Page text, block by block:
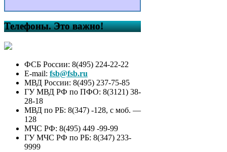
Телефоны. Это важно!
ФСБ России: 8(495) 224-22-22
E-mail: fsb@fsb.ru
МВД России: 8(495) 237-75-85
ГУ МВД РФ по ПФО: 8(3121) 38-
28-18
МВД по РБ: 8(347) -128, с моб. —
128
МЧС РФ: 8(495) 449 -99-99
ГУ МЧС РФ по РБ: 8(347) 233-
9999